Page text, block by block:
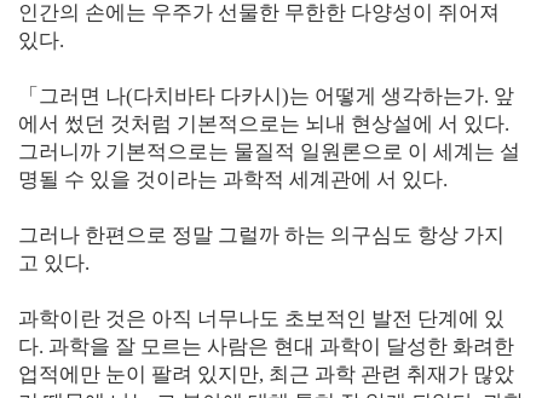
인간의 손에는 우주가 선물한 무한한 다양성이 쥐어져
있다.
「그러면 나(다치바타 다카시)는 어떻게 생각하는가. 앞
에서 썼던 것처럼 기본적으로는 뇌내 현상설에 서 있다.
그러니까 기본적으로는 물질적 일원론으로 이 세계는 설
명될 수 있을 것이라는 과학적 세계관에 서 있다.
그러나 한편으로 정말 그럴까 하는 의구심도 항상 가지
고 있다.
과학이란 것은 아직 너무나도 초보적인 발전 단계에 있
다. 과학을 잘 모르는 사람은 현대 과학이 달성한 화려한
업적에만 눈이 팔려 있지만, 최근 과학 관련 취재가 많았